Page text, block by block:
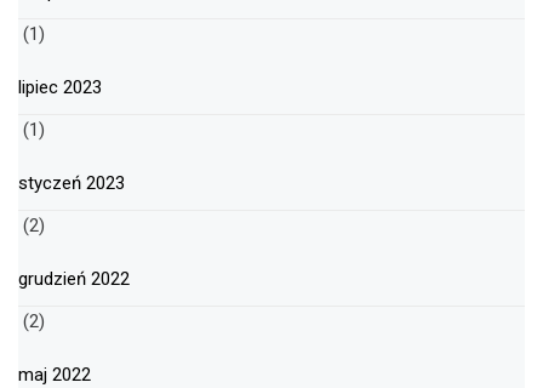
(1)
lipiec 2023
(1)
styczeń 2023
(2)
grudzień 2022
(2)
maj 2022